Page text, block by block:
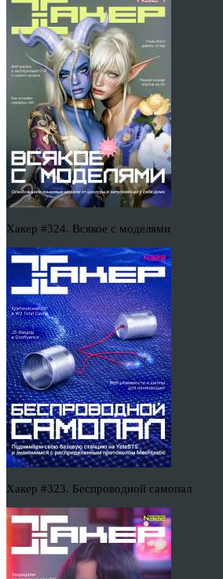
Хакер #324. Всякое с моделями
Хакер #323. Беспроводной самопал